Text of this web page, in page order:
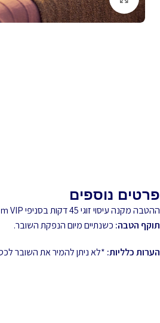
פרטים נוספים
ההטבה מקנה עיסוי זוגי 45 דקות בסניפי Premium VIP + ארוחת בוקר זוגית למימוש באחד מהמלונות הבאים:
תוקף הטבה: כשנתיים מיום הנפקת השובר.
הערות כלליות: *לא ניתן להמיר את השובר